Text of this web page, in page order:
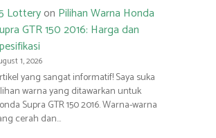
Lotteryon Pilihan Warna Honda
GTR 150 2016: Harga dan
1, 2026
yang sangat informatif! Saya suka
warna yang ditawarkan untuk
Supra GTR 150 2016. Warna-warna
cerah dan…